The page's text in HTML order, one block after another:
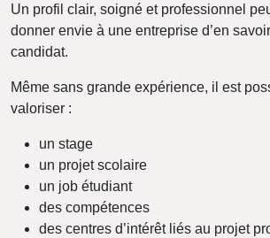
Un profil clair, soigné et professionnel
donner envie à une entreprise d’en
candidat.
Même sans grande expérience, il est
valoriser :
un stage
un projet scolaire
un job étudiant
des compétences
des centres d’intérêt liés au projet